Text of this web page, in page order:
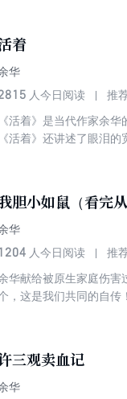
着
华
人今日阅读 推
《活着》是当代作家余
《活着》还讲述了眼泪
胆小如鼠（看完
华
1204 人今日阅读 推
华献给被原生家庭伤害
，这是我们共同的自传
三观卖血记
华